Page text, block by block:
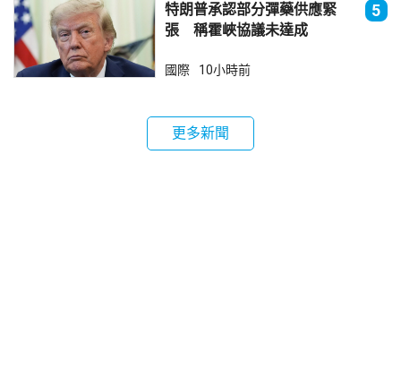
特朗普承認部分彈藥供應緊
張 稱霍峽協議未達成
5
國際 10小時前
更多新聞